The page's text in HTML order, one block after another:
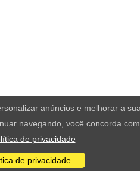
anúncios e melhorar a
navegando, você concorda
de privacidade
de privacidade.